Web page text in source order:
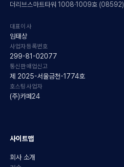
더리브스마트타워 1008·1009호 (08592)
대표이사
임태상
사업자등록번호
299-81-02077
통신판매업신고
제 2025-서울금천-1774호
호스팅사업자
(주)카페24
사이트맵
회사 소개